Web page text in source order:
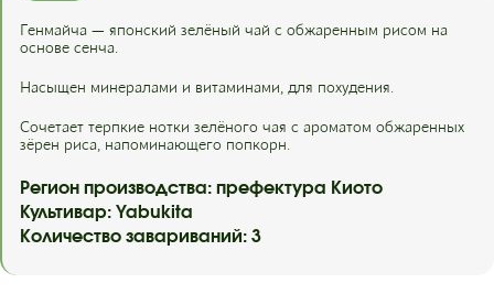
Генмайча — японский зелёный чай с обжаренным рисом на
основе сенча.
Насыщен минералами и витаминами, для похудения.
Сочетает терпкие нотки зелёного чая с ароматом обжаренных
зёрен риса, напоминающего попкорн.
Регион производства: префектура Киото
Культивар: Yabukita
Количество завариваний: 3